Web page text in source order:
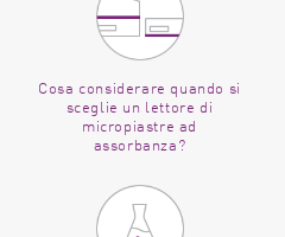
Cosa considerare quando si
sceglie un lettore di
micropiastre ad
assorbanza?